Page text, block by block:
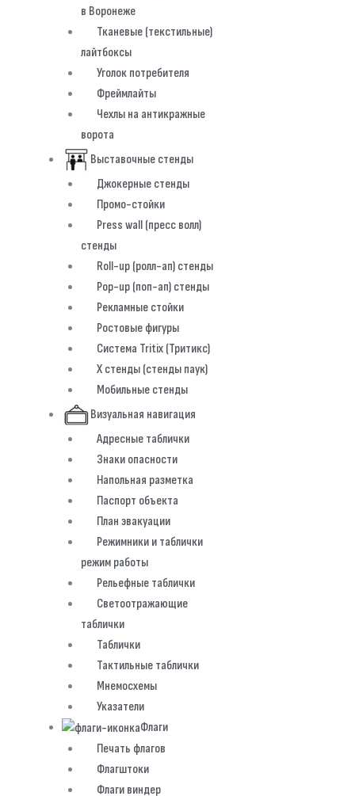
в Воронеже
Тканевые (текстильные)
лайтбоксы
Уголок потребителя
Фреймлайты
Чехлы на антикражные
ворота
Выставочные стенды
Джокерные стенды
Промо-стойки
Press wall (пресс волл)
стенды
Roll-up (ролл-ап) стенды
Pop-up (поп-ап) стенды
Рекламные стойки
Ростовые фигуры
Система Tritix (Тритикс)
X стенды (стенды паук)
Мобильные стенды
Визуальная навигация
Адресные таблички
Знаки опасности
Напольная разметка
Паспорт объекта
План эвакуации
Режимники и таблички
режим работы
Рельефные таблички
Светоотражающие
таблички
Таблички
Тактильные таблички
Мнемосхемы
Указатели
Флаги
Печать флагов
Флагштоки
Флаги виндер